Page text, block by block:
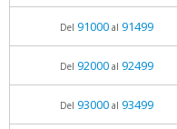
Del 91000al 91499
Del 92000al 92499
Del 93000al 93499